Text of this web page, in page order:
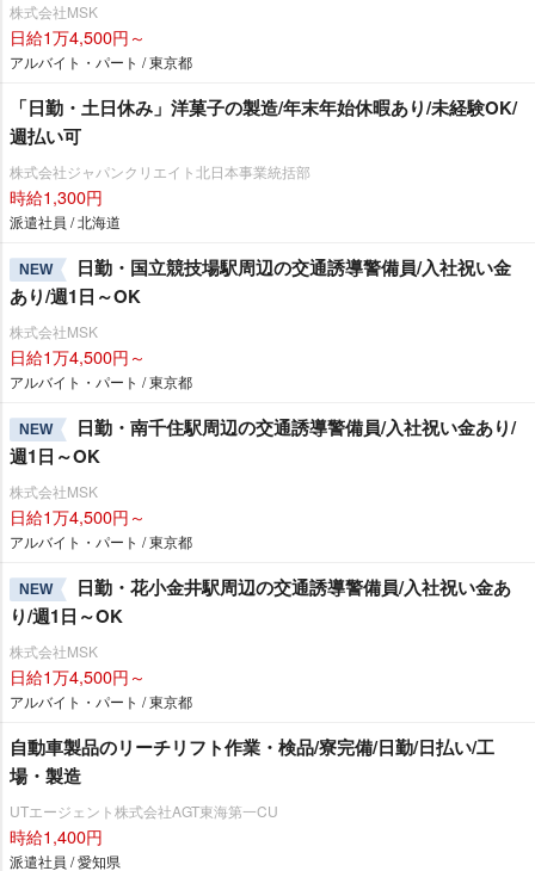
株式会社MSK
日給1万4,500円～
アルバイト・パート / 東京都
「日勤・土日休み」洋菓子の製造/年末年始休暇あり/未経験OK/
週払い可
株式会社ジャパンクリエイト北日本事業統括部
時給1,300円
派遣社員 / 北海道
NEW
日勤・国立競技場駅周辺の交通誘導警備員/入社祝い金
あり/週1日～OK
株式会社MSK
日給1万4,500円～
アルバイト・パート / 東京都
NEW
日勤・南千住駅周辺の交通誘導警備員/入社祝い金あり/
週1日～OK
株式会社MSK
日給1万4,500円～
アルバイト・パート / 東京都
NEW
日勤・花小金井駅周辺の交通誘導警備員/入社祝い金あ
り/週1日～OK
株式会社MSK
日給1万4,500円～
アルバイト・パート / 東京都
自動車製品のリーチリフト作業・検品/寮完備/日勤/日払い/工
場・製造
UTエージェント株式会社AGT東海第一CU
時給1,400円
派遣社員 / 愛知県